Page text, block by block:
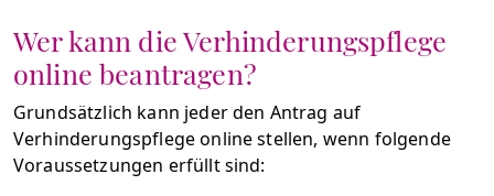
Wer kann die Verhinderungspflege
online beantragen?
Grundsätzlich kann jeder den Antrag auf
Verhinderungspflege online stellen, wenn folgende
Voraussetzungen erfüllt sind: